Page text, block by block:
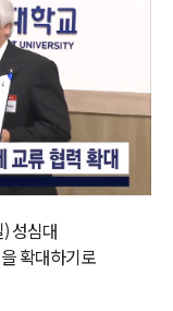
성심대
확대하기로